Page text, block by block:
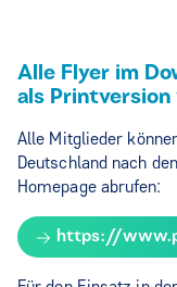
Alle Flyer im
als
Alle Mitglieder
Deutschland nach
Homepage abrufen:
https://